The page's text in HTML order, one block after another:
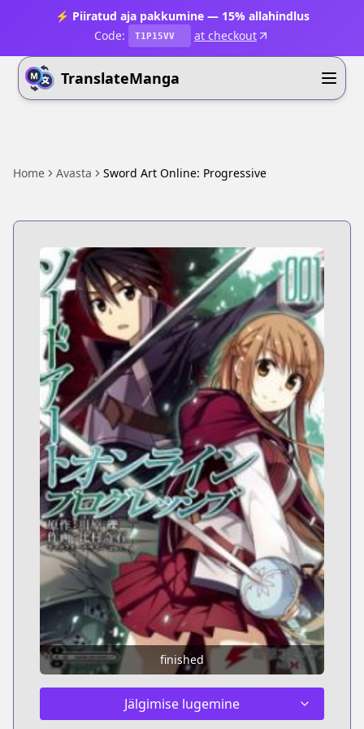
⚡ Piiratud aja pakkumine — 15% allahindlus
Code:
T1P15VV at checkout
TranslateManga
Home Avasta Sword Art Online: Progressive
finished
Jälgimise lugemine